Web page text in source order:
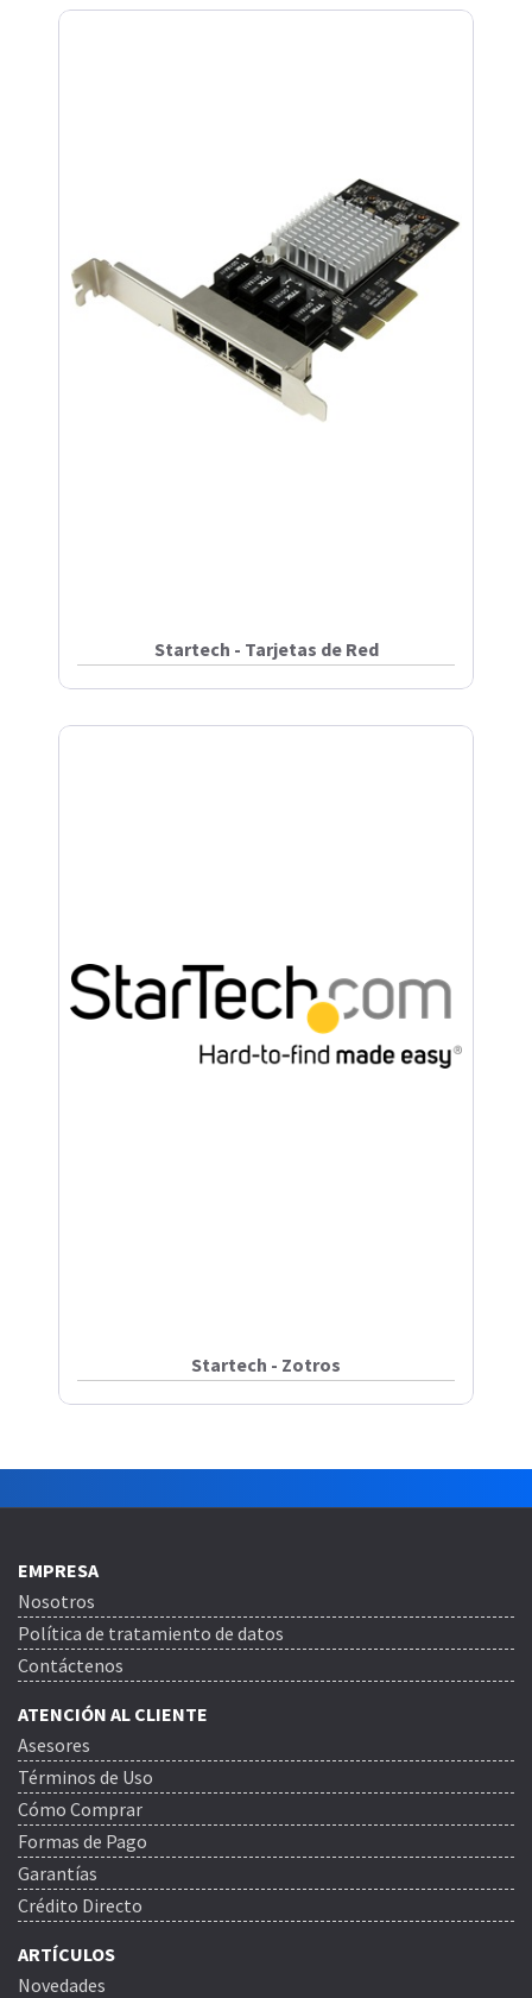
Startech - Tarjetas de Red
Startech - Zotros
EMPRESA
Nosotros
Política de tratamiento de datos
Contáctenos
ATENCIÓN AL CLIENTE
Asesores
Términos de Uso
Cómo Comprar
Formas de Pago
Garantías
Crédito Directo
ARTÍCULOS
Novedades